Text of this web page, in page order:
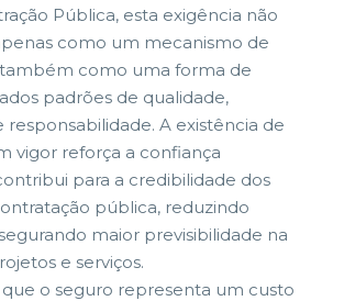
Pública, esta exigência não
como um mecanismo de
como uma forma de
padrões de qualidade,
responsabilidade. A existência de
vigor reforça a confiança
para a credibilidade dos
pública, reduzindo
maior previsibilidade na
e serviços.
o seguro representa um custo